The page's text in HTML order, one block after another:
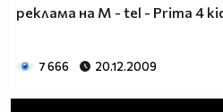
реклама на M - tel - Prima 4
7 666 20.12.2009